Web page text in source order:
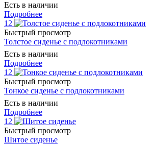
Есть в наличии
Подробнее
12
Быстрый просмотр
Толстое сиденье с подлокотниками
Есть в наличии
Подробнее
12
Быстрый просмотр
Тонкое сиденье с подлокотниками
Есть в наличии
Подробнее
12
Быстрый просмотр
Шитое сиденье